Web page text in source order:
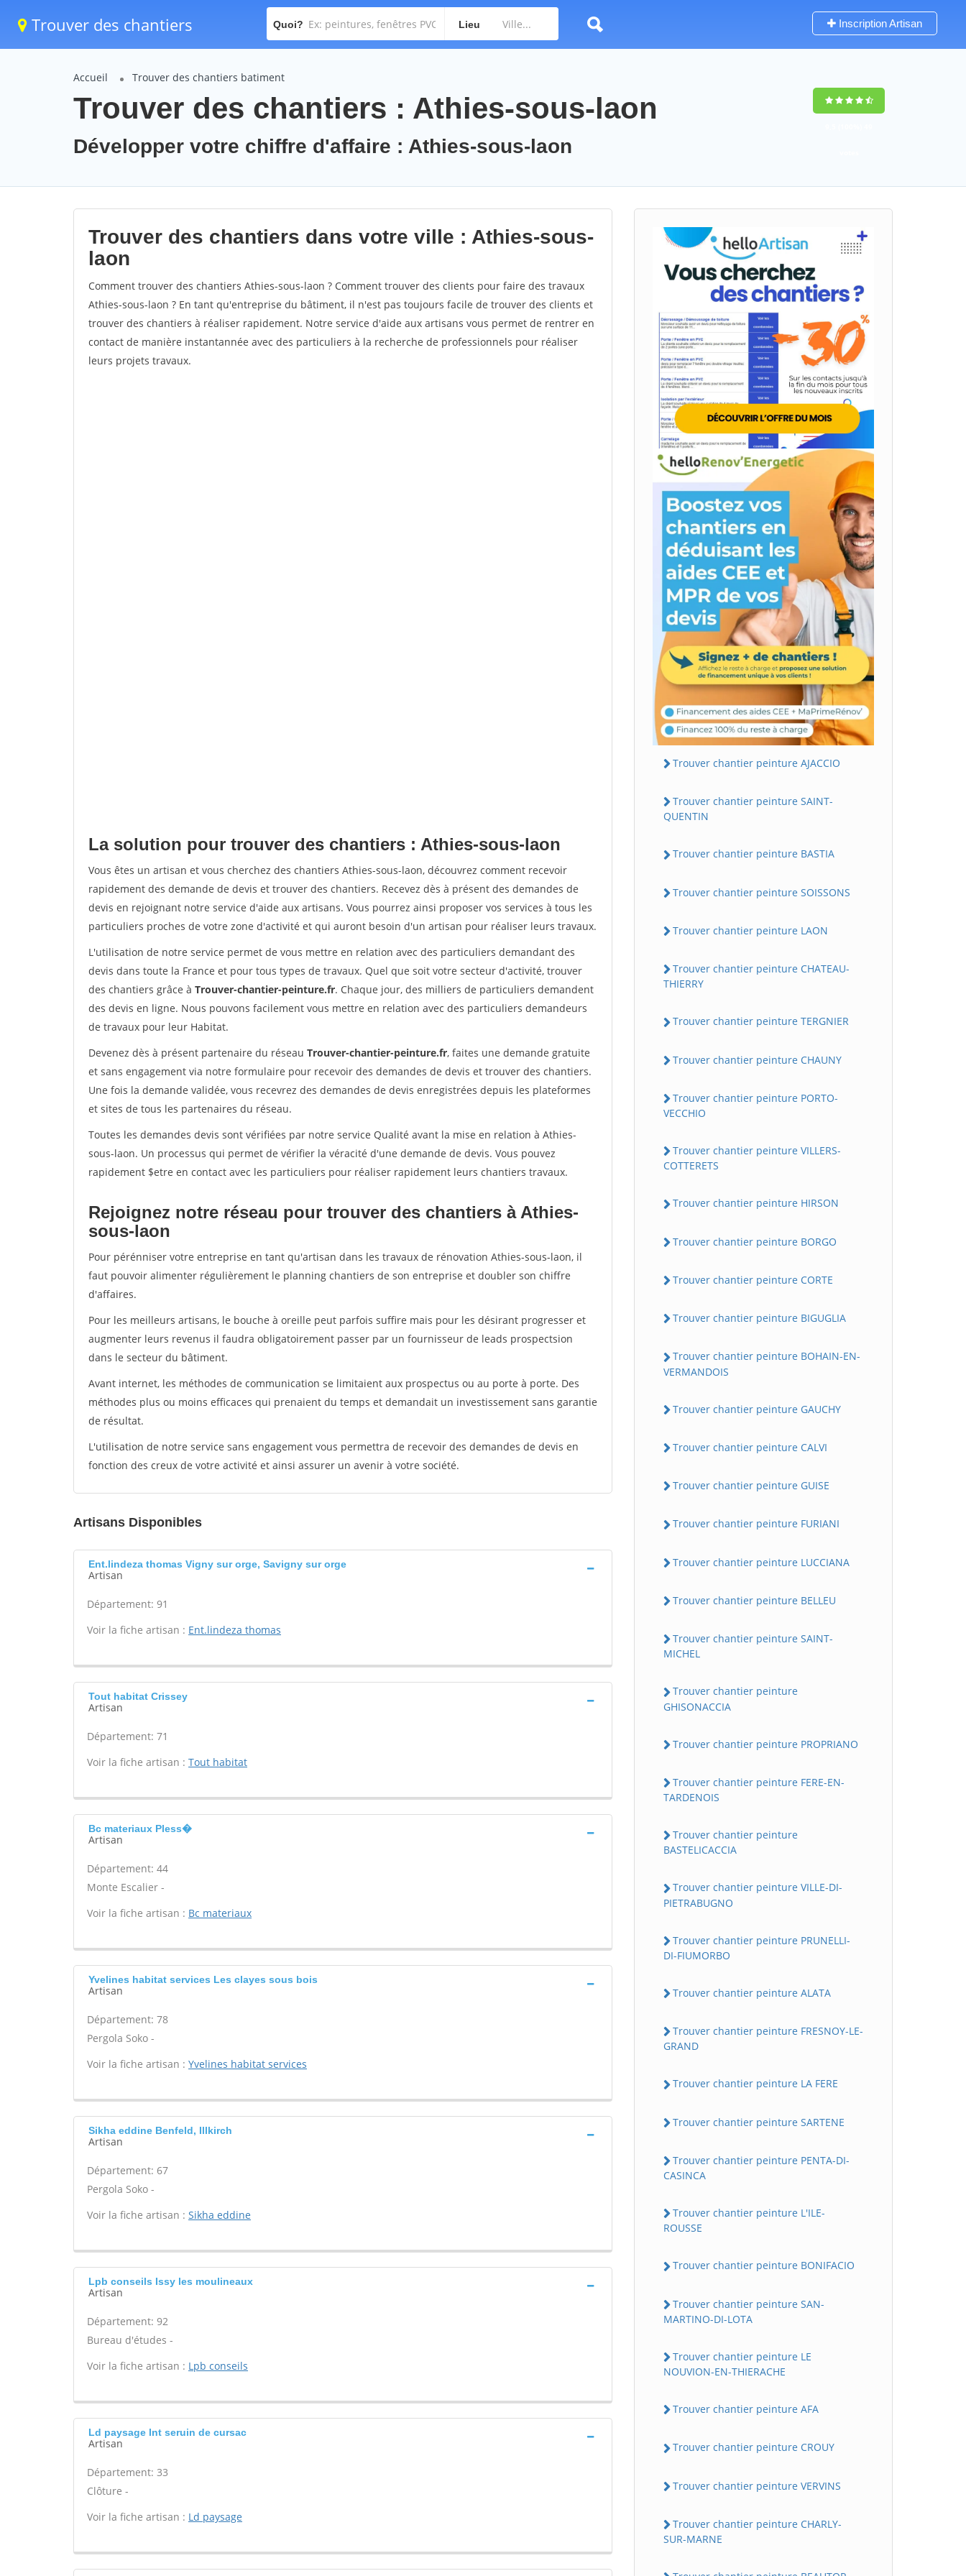
Trouver des chantiers Quoi? Lieu Inscription Artisan
Accueil Trouver des chantiers batiment
Trouver des chantiers : Athies-sous-laon
Développer votre chiffre d'affaire : Athies-sous-laon
Trouver des chantiers dans votre ville : Athies-sous-
laon
Comment trouver des chantiers Athies-sous-laon ? Comment trouver des clients pour faire des travaux
Athies-sous-laon ? En tant qu'entreprise du bâtiment, il n'est pas toujours facile de trouver des clients et
trouver des chantiers à réaliser rapidement. Notre service d'aide aux artisans vous permet de rentrer en
contact de manière instantannée avec des particuliers à la recherche de professionnels pour réaliser
leurs projets travaux.
La solution pour trouver des chantiers : Athies-sous-laon
Vous êtes un artisan et vous cherchez des chantiers Athies-sous-laon, découvrez comment recevoir
rapidement des demande de devis et trouver des chantiers. Recevez dès à présent des demandes de
devis en rejoignant notre service d'aide aux artisans. Vous pourrez ainsi proposer vos services à tous les
particuliers proches de votre zone d'activité et qui auront besoin d'un artisan pour réaliser leurs travaux.
L'utilisation de notre service permet de vous mettre en relation avec des particuliers demandant des
devis dans toute la France et pour tous types de travaux. Quel que soit votre secteur d'activité, trouver
des chantiers grâce à Trouver-chantier-peinture.fr. Chaque jour, des milliers de particuliers demandent
des devis en ligne. Nous pouvons facilement vous mettre en relation avec des particuliers demandeurs
de travaux pour leur Habitat.
Devenez dès à présent partenaire du réseau Trouver-chantier-peinture.fr, faites une demande gratuite
et sans engagement via notre formulaire pour recevoir des demandes de devis et trouver des chantiers.
Une fois la demande validée, vous recevrez des demandes de devis enregistrées depuis les plateformes
et sites de tous les partenaires du réseau.
Toutes les demandes devis sont vérifiées par notre service Qualité avant la mise en relation à Athies-
sous-laon. Un processus qui permet de vérifier la véracité d'une demande de devis. Vous pouvez
rapidement $etre en contact avec les particuliers pour réaliser rapidement leurs chantiers travaux.
Rejoignez notre réseau pour trouver des chantiers à Athies-
sous-laon
Pour pérénniser votre entreprise en tant qu'artisan dans les travaux de rénovation Athies-sous-laon, il
faut pouvoir alimenter régulièrement le planning chantiers de son entreprise et doubler son chiffre
d'affaires.
Pour les meilleurs artisans, le bouche à oreille peut parfois suffire mais pour les désirant progresser et
augmenter leurs revenus il faudra obligatoirement passer par un fournisseur de leads prospectsion
dans le secteur du bâtiment.
Avant internet, les méthodes de communication se limitaient aux prospectus ou au porte à porte. Des
méthodes plus ou moins efficaces qui prenaient du temps et demandait un investissement sans garantie
de résultat.
L'utilisation de notre service sans engagement vous permettra de recevoir des demandes de devis en
fonction des creux de votre activité et ainsi assurer un avenir à votre société.
Artisans Disponibles
Ent.lindeza thomas Vigny sur orge, Savigny sur orge
Artisan
Département: 91
Voir la fiche artisan : Ent.lindeza thomas
Tout habitat Crissey
Artisan
Département: 71
Voir la fiche artisan : Tout habitat
Bc materiaux Pless�
Artisan
Département: 44
Monte Escalier -
Voir la fiche artisan : Bc materiaux
Yvelines habitat services Les clayes sous bois
Artisan
Département: 78
Pergola Soko -
Voir la fiche artisan : Yvelines habitat services
Sikha eddine Benfeld, Illkirch
Artisan
Département: 67
Pergola Soko -
Voir la fiche artisan : Sikha eddine
Lpb conseils Issy les moulineaux
Artisan
Département: 92
Bureau d'études -
Voir la fiche artisan : Lpb conseils
Ld paysage Int seruin de cursac
Artisan
Département: 33
Clôture -
Voir la fiche artisan : Ld paysage
Trouver chantier peinture AJACCIO
Trouver chantier peinture SAINT-
QUENTIN
Trouver chantier peinture BASTIA
Trouver chantier peinture SOISSONS
Trouver chantier peinture LAON
Trouver chantier peinture CHATEAU-
THIERRY
Trouver chantier peinture TERGNIER
Trouver chantier peinture CHAUNY
Trouver chantier peinture PORTO-
VECCHIO
Trouver chantier peinture VILLERS-
COTTERETS
Trouver chantier peinture HIRSON
Trouver chantier peinture BORGO
Trouver chantier peinture CORTE
Trouver chantier peinture BIGUGLIA
Trouver chantier peinture BOHAIN-EN-
VERMANDOIS
Trouver chantier peinture GAUCHY
Trouver chantier peinture CALVI
Trouver chantier peinture GUISE
Trouver chantier peinture FURIANI
Trouver chantier peinture LUCCIANA
Trouver chantier peinture BELLEU
Trouver chantier peinture SAINT-
MICHEL
Trouver chantier peinture
GHISONACCIA
Trouver chantier peinture PROPRIANO
Trouver chantier peinture FERE-EN-
TARDENOIS
Trouver chantier peinture
BASTELICACCIA
Trouver chantier peinture VILLE-DI-
PIETRABUGNO
Trouver chantier peinture PRUNELLI-
DI-FIUMORBO
Trouver chantier peinture ALATA
Trouver chantier peinture FRESNOY-LE-
GRAND
Trouver chantier peinture LA FERE
Trouver chantier peinture SARTENE
Trouver chantier peinture PENTA-DI-
CASINCA
Trouver chantier peinture L'ILE-
ROUSSE
Trouver chantier peinture BONIFACIO
Trouver chantier peinture SAN-
MARTINO-DI-LOTA
Trouver chantier peinture LE
NOUVION-EN-THIERACHE
Trouver chantier peinture AFA
Trouver chantier peinture CROUY
Trouver chantier peinture VERVINS
Trouver chantier peinture CHARLY-
SUR-MARNE